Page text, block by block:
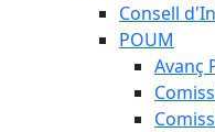
Consell
POUM
Avanç